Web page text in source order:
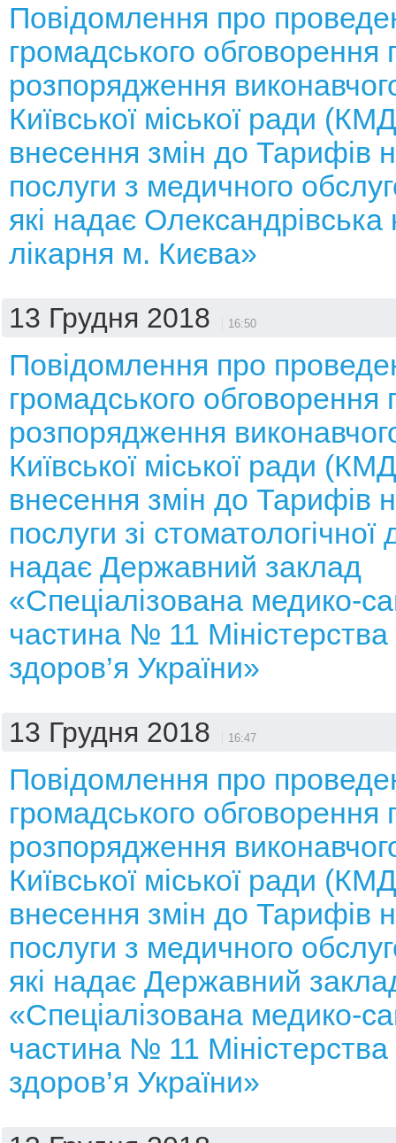
Повідомлення про
громадського обговорення
розпорядження
Київської міської ради
внесення змін до Тарифів
послуги з медичного
які надає Олександрівська
лікарня м. Києва»
13 Грудня 2018 16:50
Повідомлення про
громадського обговорення
розпорядження
Київської міської ради
внесення змін до Тарифів
послуги зі стоматологічної
надає Державний заклад
«Спеціалізована медико-
частина № 11
здоров’я України»
13 Грудня 2018 16:47
Повідомлення про
громадського обговорення
розпорядження
Київської міської ради
внесення змін до Тарифів
послуги з медичного
які надає Державний
«Спеціалізована медико-
частина № 11
здоров’я України»